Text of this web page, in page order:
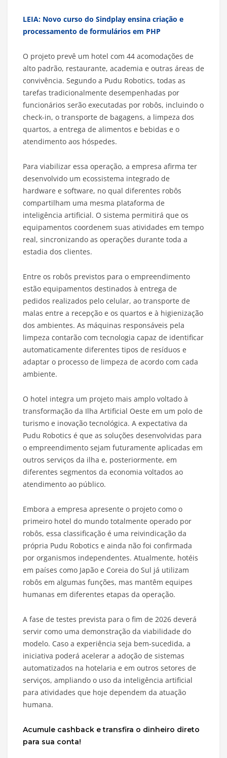
LEIA: Novo curso do Sindplay ensina criação e
processamento de formulários em PHP
O projeto prevê um hotel com 44 acomodações de
alto padrão, restaurante, academia e outras áreas de
convivência. Segundo a Pudu Robotics, todas as
tarefas tradicionalmente desempenhadas por
funcionários serão executadas por robôs, incluindo o
check-in, o transporte de bagagens, a limpeza dos
quartos, a entrega de alimentos e bebidas e o
atendimento aos hóspedes.
Para viabilizar essa operação, a empresa afirma ter
desenvolvido um ecossistema integrado de
hardware e software, no qual diferentes robôs
compartilham uma mesma plataforma de
inteligência artificial. O sistema permitirá que os
equipamentos coordenem suas atividades em tempo
real, sincronizando as operações durante toda a
estadia dos clientes.
Entre os robôs previstos para o empreendimento
estão equipamentos destinados à entrega de
pedidos realizados pelo celular, ao transporte de
malas entre a recepção e os quartos e à higienização
dos ambientes. As máquinas responsáveis pela
limpeza contarão com tecnologia capaz de identificar
automaticamente diferentes tipos de resíduos e
adaptar o processo de limpeza de acordo com cada
ambiente.
O hotel integra um projeto mais amplo voltado à
transformação da Ilha Artificial Oeste em um polo de
turismo e inovação tecnológica. A expectativa da
Pudu Robotics é que as soluções desenvolvidas para
o empreendimento sejam futuramente aplicadas em
outros serviços da ilha e, posteriormente, em
diferentes segmentos da economia voltados ao
atendimento ao público.
Embora a empresa apresente o projeto como o
primeiro hotel do mundo totalmente operado por
robôs, essa classificação é uma reivindicação da
própria Pudu Robotics e ainda não foi confirmada
por organismos independentes. Atualmente, hotéis
em países como Japão e Coreia do Sul já utilizam
robôs em algumas funções, mas mantêm equipes
humanas em diferentes etapas da operação.
A fase de testes prevista para o fim de 2026 deverá
servir como uma demonstração da viabilidade do
modelo. Caso a experiência seja bem-sucedida, a
iniciativa poderá acelerar a adoção de sistemas
automatizados na hotelaria e em outros setores de
serviços, ampliando o uso da inteligência artificial
para atividades que hoje dependem da atuação
humana.
Acumule cashback e transfira o dinheiro direto
para sua conta!